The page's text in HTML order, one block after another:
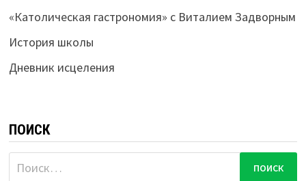
«Католическая гастрономия» с Виталием Задворным
История школы
Дневник исцеления
ПОИСК
Найти: